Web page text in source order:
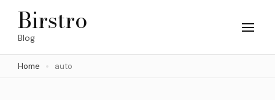
Skip
(Press
Birstro
Blog
Home auto